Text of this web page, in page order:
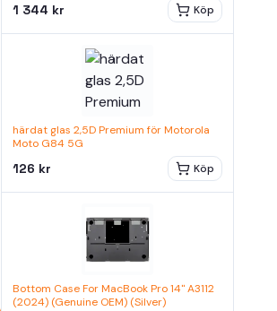
1 344 kr Köp
härdat glas 2,5D Premium för Motorola
Moto G84 5G
126 kr Köp
Bottom Case For MacBook Pro 14" A3112
(2024) (Genuine OEM) (Silver)